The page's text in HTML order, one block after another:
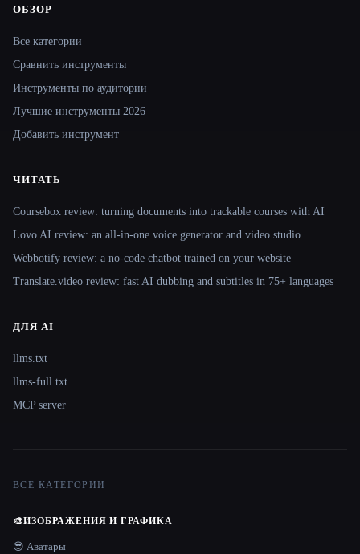
Site navigation
ОБЗОР
Все категории
Сравнить инструменты
Инструменты по аудитории
Лучшие инструменты 2026
Добавить инструмент
ЧИТАТЬ
Coursebox review: turning documents into trackable courses with AI
Lovo AI review: an all-in-one voice generator and video studio
Webbotify review: a no-code chatbot trained on your website
Translate.video review: fast AI dubbing and subtitles in 75+ languages
ДЛЯ AI
llms.txt
llms-full.txt
MCP server
ВСЕ КАТЕГОРИИ
🎨ИЗОБРАЖЕНИЯ И ГРАФИКА
😎 Аватары